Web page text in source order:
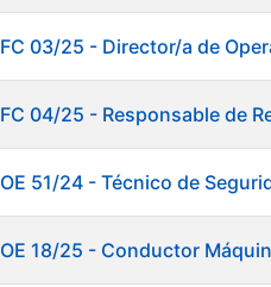
FC 03/25 - Director/a de
FC 04/25 - Responsable de
OE 51/24 - Técnico de
OE 18/25 - Conductor